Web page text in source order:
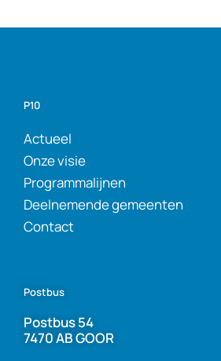
P10
Actueel
Onze visie
Programmalijnen
Deelnemende gemeenten
Contact
Postbus
Postbus 54
7470 AB GOOR